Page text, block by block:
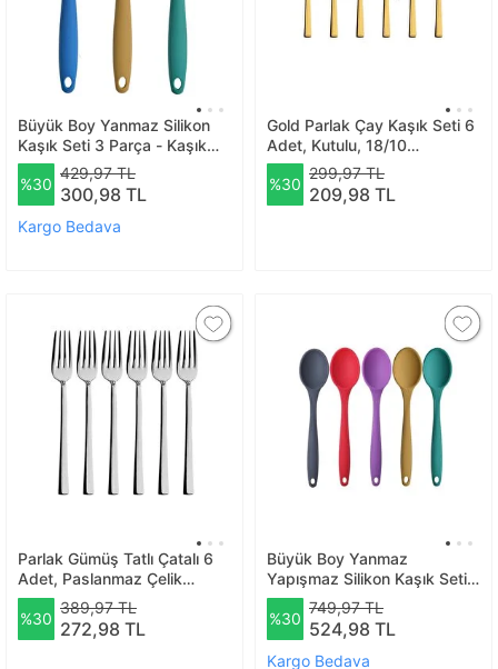
Büyük Boy Yanmaz Silikon
Kaşık Seti 3 Parça - Kaşık
3'lü Set Silikon Mavi Sarı
Yeşil
%30
429,97 TL
300,98 TL
Kargo Bedava
Gold Parlak Çay Kaşık Seti 6
Adet, Kutulu, 18/10
Paslanmaz Çelik 6 Kişilik Çay
Kaşığı Seti
%30
299,97 TL
209,98 TL
Parlak Gümüş Tatlı Çatalı 6
Adet, Paslanmaz Çelik
Kahvaltı Çatal Seti, Kutulu
Set
%30
389,97 TL
272,98 TL
Büyük Boy Yanmaz
Yapışmaz Silikon Kaşık Seti
5 Adet – Silikon Kaşık
Antrasit Kırmızı Mor Sarı
Yeşil
%30
749,97 TL
524,98 TL
Kargo Bedava